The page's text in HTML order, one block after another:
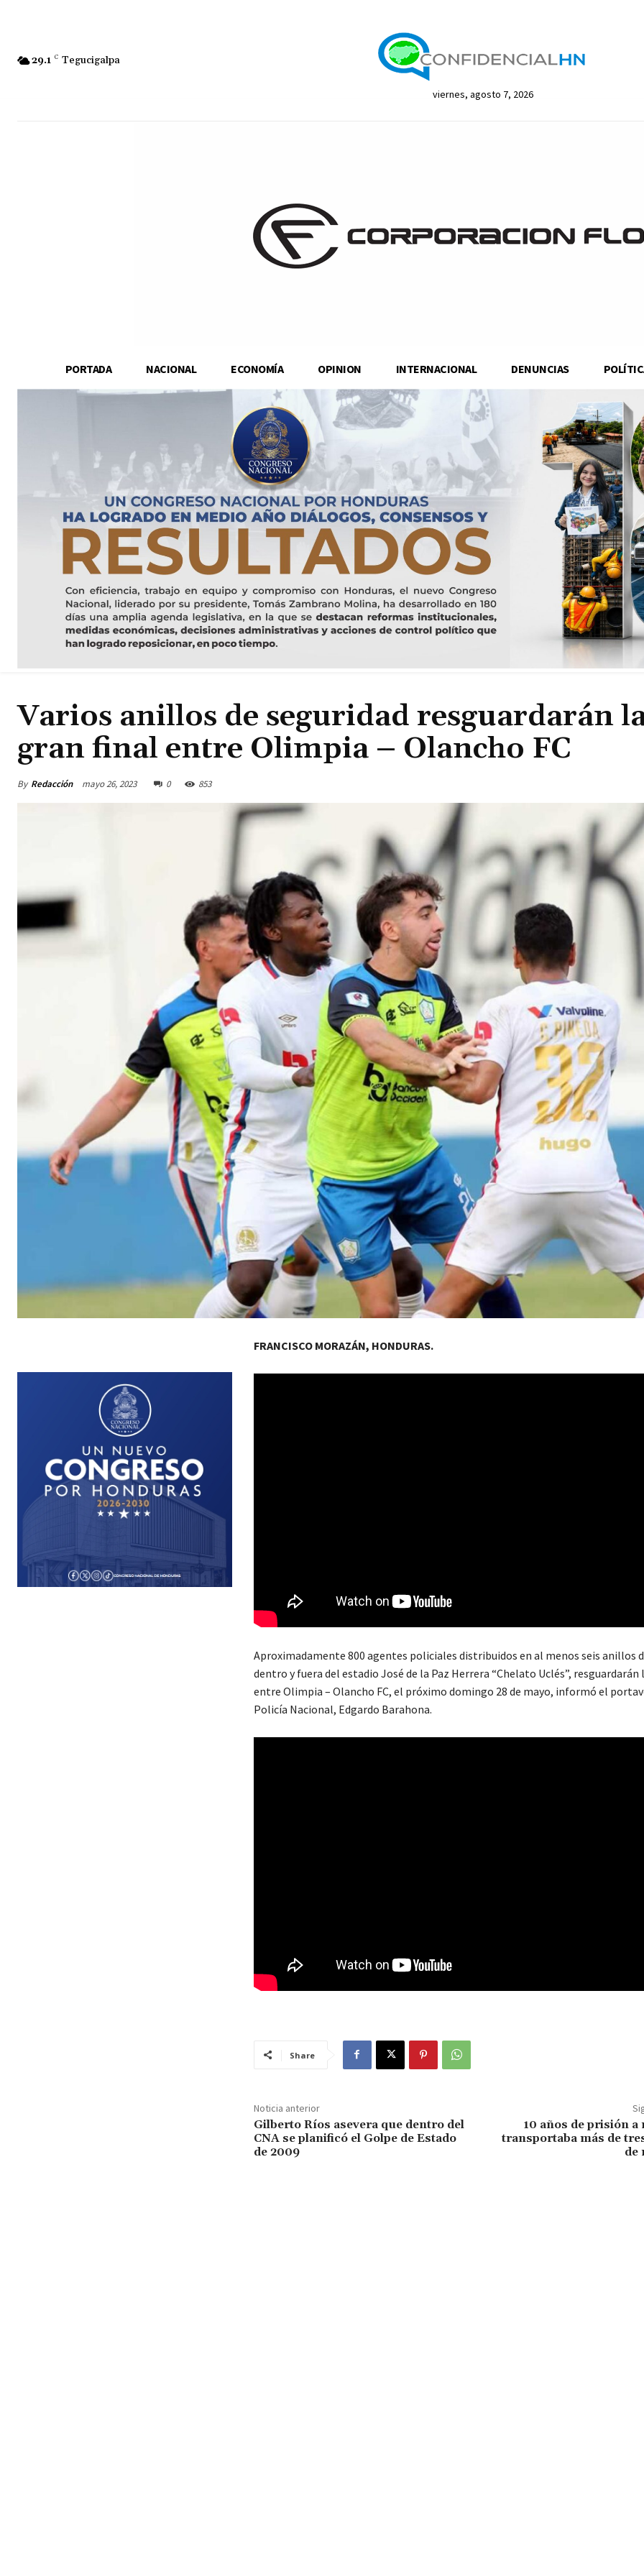
29.1 C Tegucigalpa
viernes, agosto 7, 2026
PORTADA NACIONAL ECONOMÍA OPINION INTERNACIONAL DENUNCIAS
Varios anillos de seguridad resguardarán
gran final entre Olimpia – Olancho FC
By Redacción mayo 26, 2023 0 853
FRANCISCO MORAZÁN, HONDURAS.
Aproximadamente 800 agentes policiales distribuidos en al menos seis anillos
dentro y fuera del estadio José de la Paz Herrera “Chelato Uclés”,
entre Olimpia – Olancho FC, el próximo domingo 28 de mayo, informó el
Policía Nacional, Edgardo Barahona.
Share
Noticia anterior
Gilberto Ríos asevera que dentro del
CNA se planificó el Golpe de Estado
de 2009
10 años de prisión
transportaba más de
de